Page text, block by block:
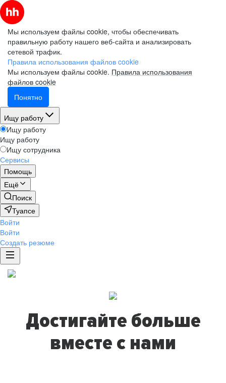
Мы используем файлы cookie, чтобы обеспечивать
правильную работу нашего веб-сайта и анализировать
сетевой трафик.
Правила использования файлов cookie
Мы используем файлы cookie. Правила использования
файлов cookie
Понятно
Ищу работу
Ищу работу
Ищу работу
Ищу сотрудника
Сервисы
Помощь
Ещё
Поиск
Туапсе
Войти
Войти
Создать резюме
Достигайте больше
вместе с нами